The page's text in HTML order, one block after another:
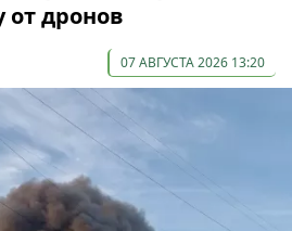
от дронов
07 АВГУСТА 2026 13:20